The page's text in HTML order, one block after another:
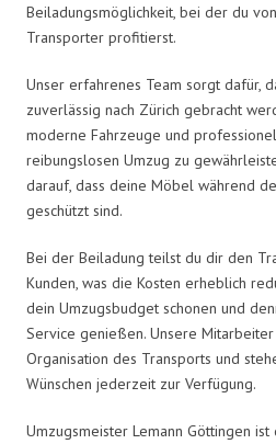
Beiladungsmöglichkeit, bei der du
Transporter profitierst.
Unser erfahrenes Team sorgt dafür,
zuverlässig nach Zürich gebracht
moderne Fahrzeuge und
reibungslosen Umzug zu
darauf, dass deine Möbel während
geschützt sind.
Bei der Beiladung teilst du dir den
Kunden, was die Kosten erheblich
dein Umzugsbudget schonen und
Service genießen. Unsere
Organisation des Transports und
Wünschen jederzeit zur Verfügung.
Umzugsmeister Lemann Göttingen